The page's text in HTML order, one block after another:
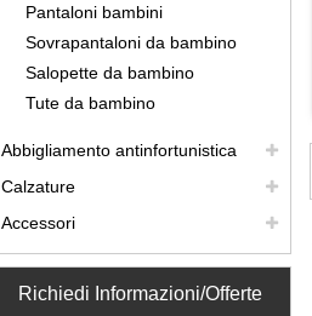
Pantaloni bambini
Sovrapantaloni da bambino
Salopette da bambino
Tute da bambino
Abbigliamento antinfortunistica
Calzature
Accessori
Richiedi Informazioni/Offerte